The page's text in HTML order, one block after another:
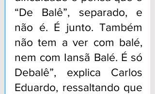
“De Balê”, separado, e
não é. É junto. Também
não tem a ver com balé,
nem com Iansã Balé. É só
Debalê”, explica Carlos
Eduardo, ressaltando que